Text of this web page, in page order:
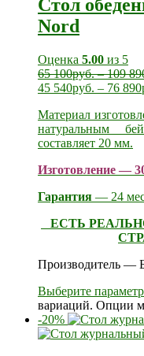
Стол
Nord
Оценка 5.00 из 5
65 100руб.–109
45 540руб. – 76 890
Материал
натуральным
составляет 20 мм.
Изготовление —
Гарантия — 24
ЕСТЬ
Производитель —
Выберите
вариаций. Опции
-20%